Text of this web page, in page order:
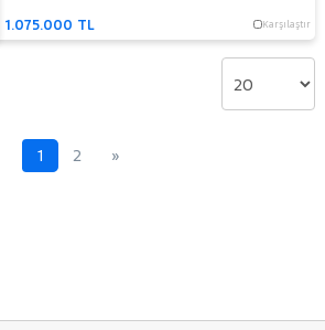
1.075.000 TL Karşılaştır
1 2 »